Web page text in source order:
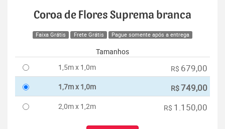
Coroa de Flores Suprema branca
Faixa Grátis Frete Grátis Pague somente após a entrega
Tamanhos
1,5m x 1,0m
R$ 679,00
1,7m x 1,0m R$749,00
2,0m x 1,2m R$ 1.150,00